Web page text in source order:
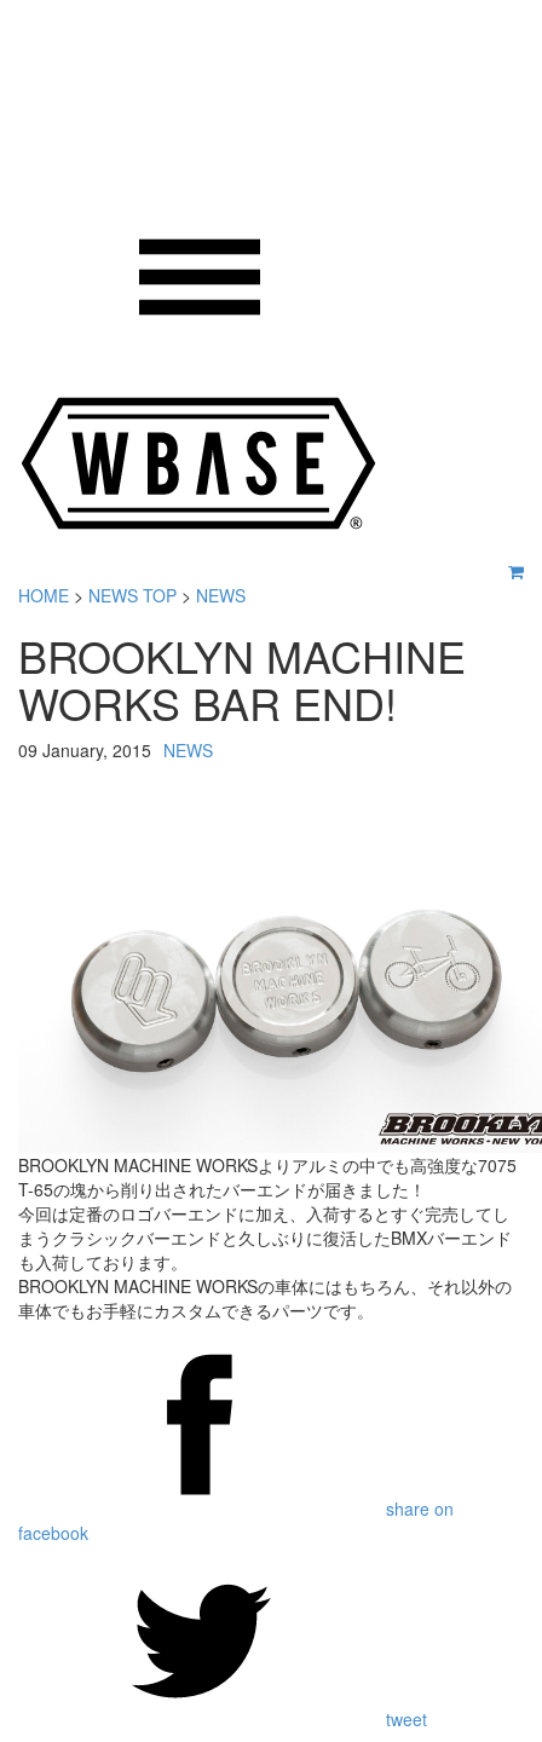
HOME > NEWS TOP > NEWS
BROOKLYN MACHINE
WORKS BAR END!
09 January, 2015 NEWS
BROOKLYN MACHINE WORKSよりアルミの中でも高強度な7075
T-65の塊から削り出されたバーエンドが届きました！
今回は定番のロゴバーエンドに加え、入荷するとすぐ完売してし
まうクラシックバーエンドと久しぶりに復活したBMXバーエンド
も入荷しております。
BROOKLYN MACHINE WORKSの車体にはもちろん、それ以外の
車体でもお手軽にカスタムできるパーツです。
share on
facebook
tweet